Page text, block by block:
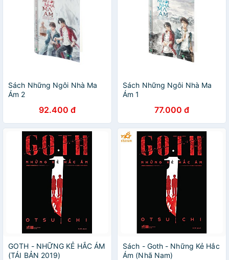
Sách Những Ngôi Nhà Ma
Ám 2
92.400 đ
Sách Những Ngôi Nhà Ma
Ám 1
77.000 đ
GOTH - NHỮNG KẺ HẮC ÁM
(TÁI BẢN 2019)
Sách - Goth - Những Kẻ Hắc
Ám (Nhã Nam)